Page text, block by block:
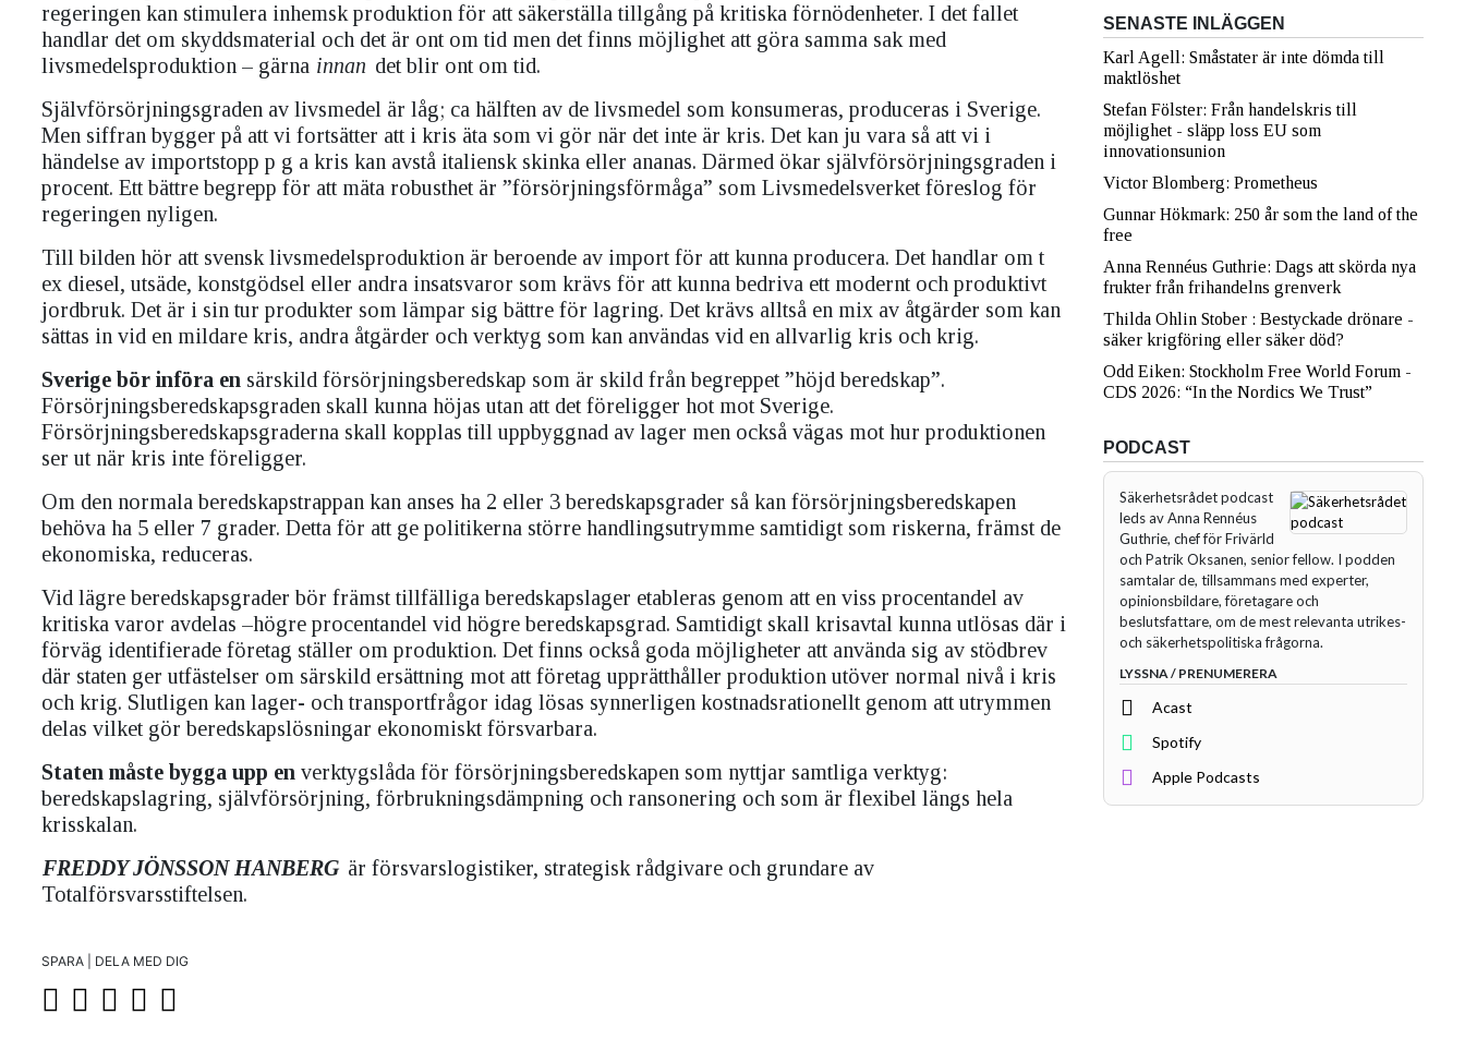
regeringen kan stimulera inhemsk produktion för att säkerställa tillgång på kritiska förnödenheter. I det fallet
handlar det om skyddsmaterial och det är ont om tid men det finns möjlighet att göra samma sak med
livsmedelsproduktion – gärna innan det blir ont om tid.
Självförsörjningsgraden av livsmedel är låg; ca hälften av de livsmedel som konsumeras, produceras i Sverige.
Men siffran bygger på att vi fortsätter att i kris äta som vi gör när det inte är kris. Det kan ju vara så att vi i
händelse av importstopp p g a kris kan avstå italiensk skinka eller ananas. Därmed ökar självförsörjningsgraden i
procent. Ett bättre begrepp för att mäta robusthet är ”försörjningsförmåga” som Livsmedelsverket föreslog för
regeringen nyligen.
Till bilden hör att svensk livsmedelsproduktion är beroende av import för att kunna producera. Det handlar om t
ex diesel, utsäde, konstgödsel eller andra insatsvaror som krävs för att kunna bedriva ett modernt och produktivt
jordbruk. Det är i sin tur produkter som lämpar sig bättre för lagring. Det krävs alltså en mix av åtgärder som kan
sättas in vid en mildare kris, andra åtgärder och verktyg som kan användas vid en allvarlig kris och krig.
Sverige bör införa en särskild försörjningsberedskap som är skild från begreppet ”höjd beredskap”.
Försörjningsberedskapsgraden skall kunna höjas utan att det föreligger hot mot Sverige.
Försörjningsberedskapsgraderna skall kopplas till uppbyggnad av lager men också vägas mot hur produktionen
ser ut när kris inte föreligger.
Om den normala beredskapstrappan kan anses ha 2 eller 3 beredskapsgrader så kan försörjningsberedskapen
behöva ha 5 eller 7 grader. Detta för att ge politikerna större handlingsutrymme samtidigt som riskerna, främst de
ekonomiska, reduceras.
Vid lägre beredskapsgrader bör främst tillfälliga beredskapslager etableras genom att en viss procentandel av
kritiska varor avdelas ­–högre procentandel vid högre beredskapsgrad. Samtidigt skall krisavtal kunna utlösas där i
förväg identifierade företag ställer om produktion. Det finns också goda möjligheter att använda sig av stödbrev
där staten ger utfästelser om särskild ersättning mot att företag upprätthåller produktion utöver normal nivå i kris
och krig. Slutligen kan lager- och transportfrågor idag lösas synnerligen kostnadsrationellt genom att utrymmen
delas vilket gör beredskapslösningar ekonomiskt försvarbara.
Staten måste bygga upp en verktygslåda för försörjningsberedskapen som nyttjar samtliga verktyg:
beredskapslagring, självförsörjning, förbrukningsdämpning och ransonering och som är flexibel längs hela
krisskalan.
FREDDY JÖNSSON HANBERG är försvarslogistiker, strategisk rådgivare och grundare av
Totalförsvarsstiftelsen.
SPARA | DELA MED DIG
SENASTE INLÄGGEN
Karl Agell: Småstater är inte dömda till
maktlöshet
Stefan Fölster: Från handelskris till
möjlighet - släpp loss EU som
innovationsunion
Victor Blomberg: Prometheus
Gunnar Hökmark: 250 år som the land of the
free
Anna Rennéus Guthrie: Dags att skörda nya
frukter från frihandelns grenverk
Thilda Ohlin Stober : Bestyckade drönare -
säker krigföring eller säker död?
Odd Eiken: Stockholm Free World Forum -
CDS 2026: “In the Nordics We Trust”
PODCAST
Säkerhetsrådet podcast
leds av Anna Rennéus
Guthrie, chef för Frivärld
och Patrik Oksanen, senior fellow. I podden
samtalar de, tillsammans med experter,
opinionsbildare, företagare och
beslutsfattare, om de mest relevanta utrikes-
och säkerhetspolitiska frågorna.
LYSSNA / PRENUMERERA
Acast
Spotify
Apple Podcasts